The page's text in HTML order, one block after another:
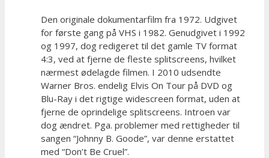
Den originale dokumentarfilm fra 1972. Udgivet
for første gang på VHS i 1982. Genudgivet i 1992
og 1997, dog redigeret til det gamle TV format
4:3, ved at fjerne de fleste splitscreens, hvilket
nærmest ødelagde filmen. I 2010 udsendte
Warner Bros. endelig Elvis On Tour på DVD og
Blu-Ray i det rigtige widescreen format, uden at
fjerne de oprindelige splitscreens. Introen var
dog ændret. Pga. problemer med rettigheder til
sangen “Johnny B. Goode”, var denne erstattet
med “Don’t Be Cruel”.